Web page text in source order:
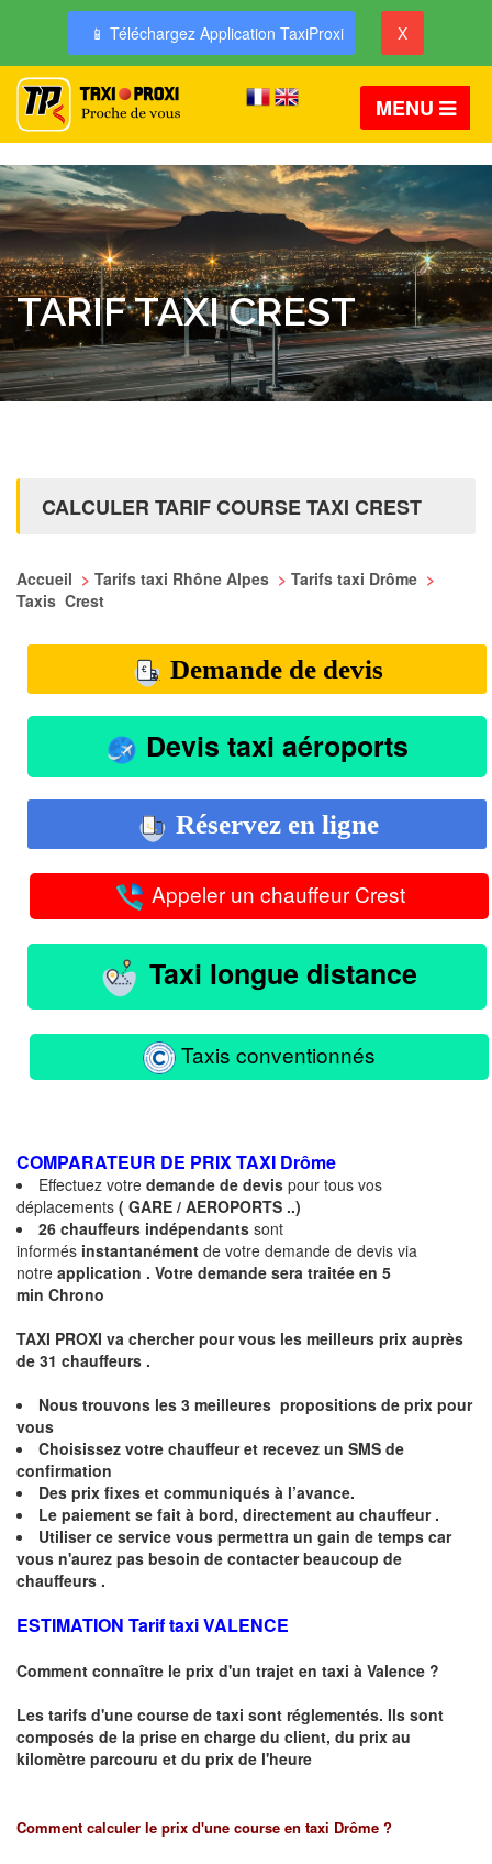
📱 Téléchargez Application TaxiProxi X
MENU
TARIF TAXI CREST
CALCULER TARIF COURSE TAXI CREST
Accueil > Tarifs taxi Rhône Alpes > Tarifs taxi Drôme >
Taxis Crest
Demande de devis
Devis taxi aéroports
Réservez en ligne
Appeler un chauffeur Crest
Taxi longue distance
Taxis conventionnés
COMPARATEUR DE PRIX TAXI Drôme
Effectuez votre demande de devis pour tous vos
déplacements ( GARE / AEROPORTS ..)
26 chauffeurs indépendants sont
informés instantanément de votre demande de devis via
notre application . Votre demande sera traitée en 5
min Chrono
TAXI PROXI va chercher pour vous les meilleurs prix auprès
de 31 chauffeurs .
Nous trouvons les 3 meilleures propositions de prix pour
vous
Choisissez votre chauffeur et recevez un SMS de
confirmation
Des prix fixes et communiqués à l’avance.
Le paiement se fait à bord, directement au chauffeur .
Utiliser ce service vous permettra un gain de temps car
vous n'aurez pas besoin de contacter beaucoup de
chauffeurs .
ESTIMATION Tarif taxi VALENCE
Comment connaître le prix d'un trajet en taxi à Valence ?
Les tarifs d'une course de taxi sont réglementés. Ils sont
composés de la prise en charge du client, du prix au
kilomètre parcouru et du prix de l'heure
Comment calculer le prix d'une course en taxi Drôme ?